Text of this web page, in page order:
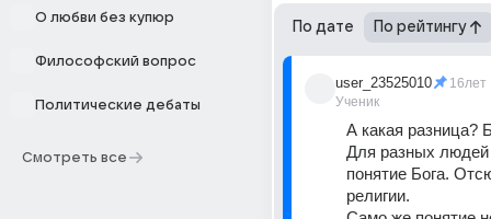
О любви без купюр
Философский вопрос
Политические дебаты
Смотреть все
По дате По рейтингу
user_23525010
Ученик
16лет
А какая разница?
Для разных людей
понятие Бога.
религии.